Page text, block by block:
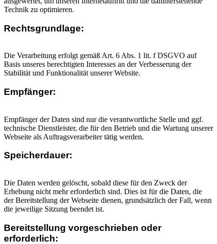
Technik zu optimieren.
Rechtsgrundlage:
Die Verarbeitung erfolgt gemäß Art. 6 Abs. 1 lit. f DSGVO auf
Basis unseres berechtigten Interesses an der Verbesserung der
Stabilität und Funktionalität unserer Website.
Empfänger:
Empfänger der Daten sind nur die verantwortliche Stelle und ggf.
technische Dienstleister, die für den Betrieb und die Wartung unserer
Webseite als Auftragsverarbeiter tätig werden.
Speicherdauer:
Die Daten werden gelöscht, sobald diese für den Zweck der
Erhebung nicht mehr erforderlich sind. Dies ist für die Daten, die
der Bereitstellung der Webseite dienen, grundsätzlich der Fall, wenn
die jeweilige Sitzung beendet ist.
Bereitstellung vorgeschrieben oder
erforderlich: